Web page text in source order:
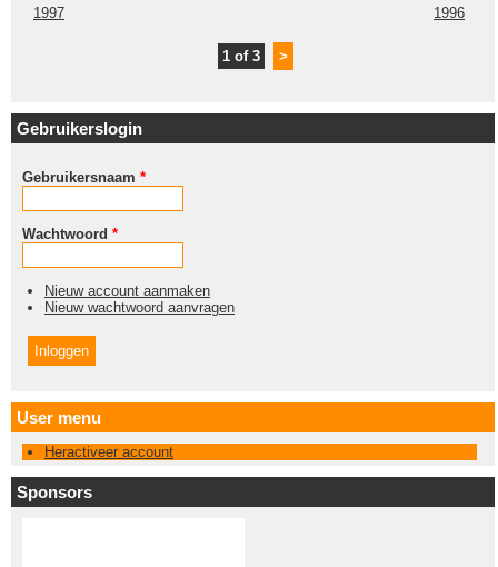
1997
1996
1 of 3 >
Gebruikerslogin
Gebruikersnaam *
Wachtwoord *
Nieuw account aanmaken
Nieuw wachtwoord aanvragen
User menu
Heractiveer account
Sponsors